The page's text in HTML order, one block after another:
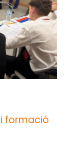
i formació